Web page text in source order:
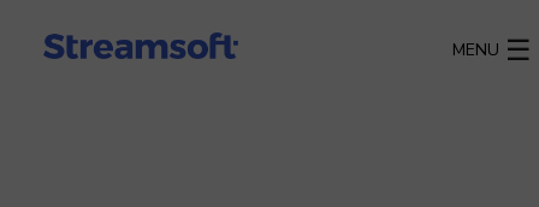
MENU